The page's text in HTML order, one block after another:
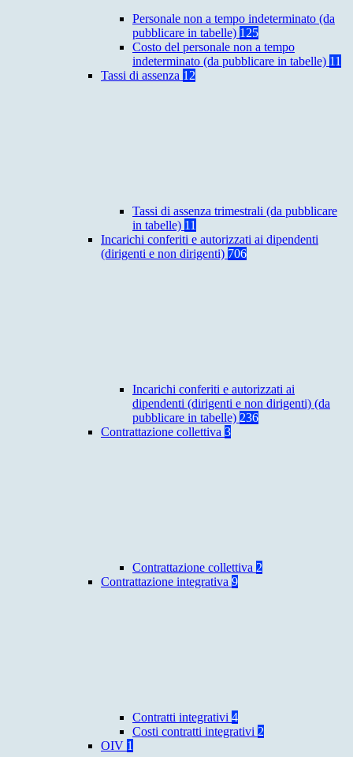
Personale non a tempo indeterminato (da
pubblicare in tabelle) 125
Costo del personale non a tempo
indeterminato (da pubblicare in tabelle) 11
Tassi di assenza 12
Tassi di assenza trimestrali (da pubblicare
in tabelle) 11
Incarichi conferiti e autorizzati ai dipendenti
(dirigenti e non dirigenti) 706
Incarichi conferiti e autorizzati ai
dipendenti (dirigenti e non dirigenti) (da
pubblicare in tabelle) 236
Contrattazione collettiva 3
Contrattazione collettiva 2
Contrattazione integrativa 9
Contratti integrativi 4
Costi contratti integrativi 2
OIV 1